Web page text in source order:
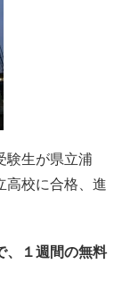
験生が県立浦
高校に合格、進
１週間の無料